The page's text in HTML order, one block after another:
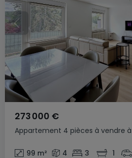
Appartement 4 pièces à vendre à
273 000 €
99 m² 4 3 1